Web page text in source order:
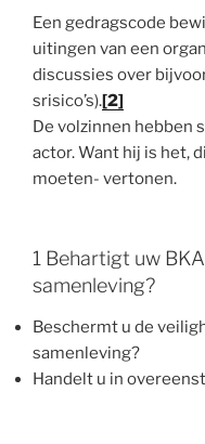
Een gedragscode
uitingen van een
discussies over
srisico’s).[2]
De volzinnen hebben
actor. Want hij is het,
moeten- vertonen.
1 Behartigt uw
samenleving?
Beschermt u de
samenleving?
Handelt u in